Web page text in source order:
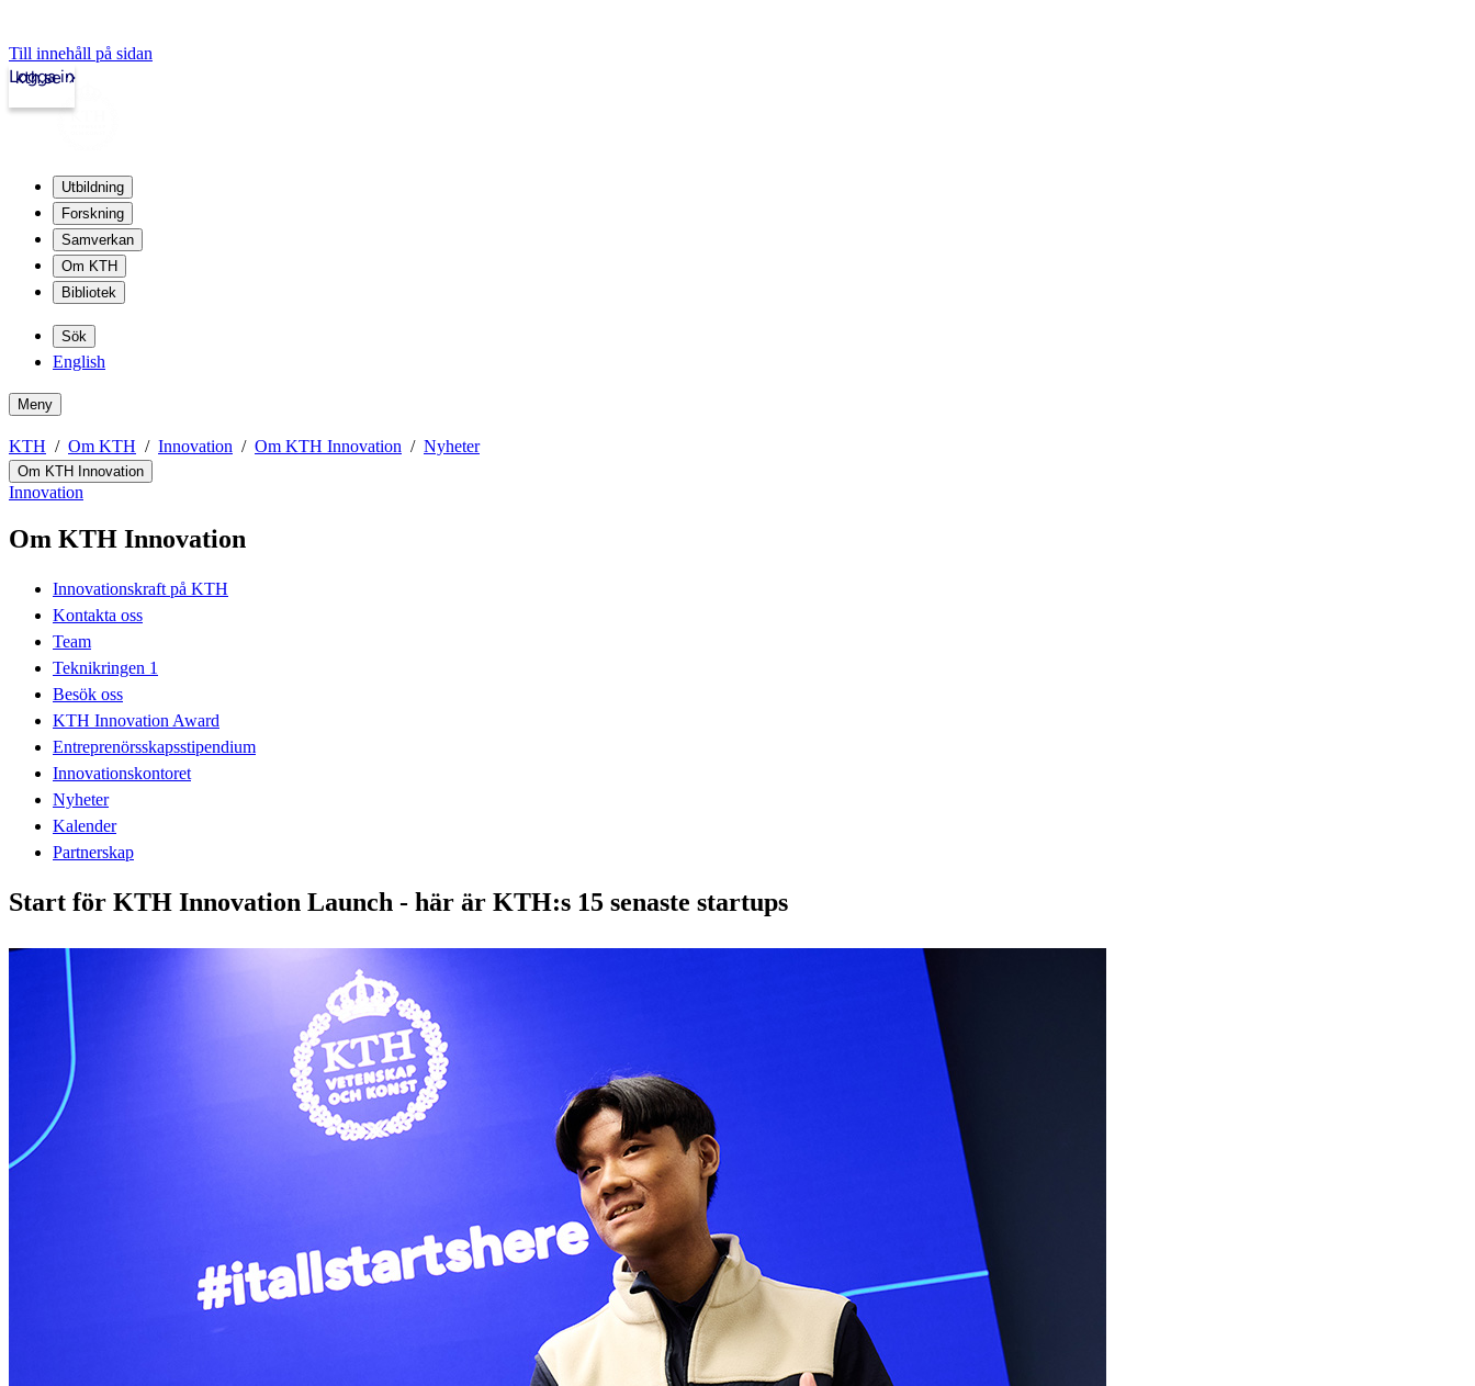
Till innehåll på sidan
kth.se
Logga in
Utbildning
Forskning
Samverkan
Om KTH
Bibliotek
Sök
English
Meny
KTH Om KTH Innovation Om KTH Innovation Nyheter
Om KTH Innovation
Innovation
Om KTH Innovation
Innovationskraft på KTH
Kontakta oss
Team
Teknikringen 1
Besök oss
KTH Innovation Award
Entreprenörsskapsstipendium
Innovationskontoret
Nyheter
Kalender
Partnerskap
Start för KTH Innovation Launch - här är KTH:s 15 senaste startups